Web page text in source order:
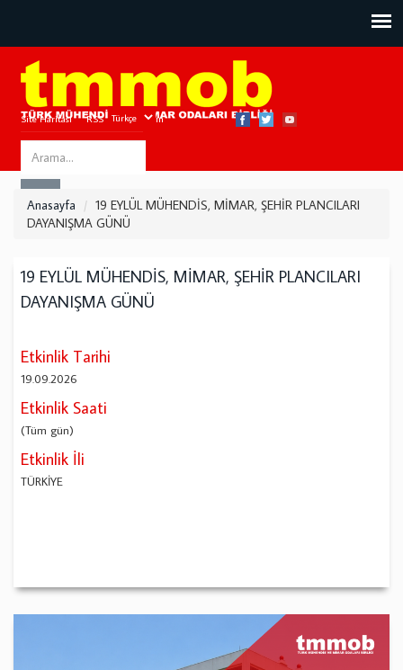
Site Haritası RSS Bize Ulaşın
Search
this
site
Anasayfa
19 EYLÜL MÜHENDİS, MİMAR, ŞEHİR PLANCILARI
DAYANIŞMA GÜNÜ
19 EYLÜL MÜHENDİS, MİMAR, ŞEHİR PLANCILARI
DAYANIŞMA GÜNÜ
Etkinlik Tarihi
19.09.2026
Etkinlik Saati
(Tüm gün)
Etkinlik İli
TÜRKİYE